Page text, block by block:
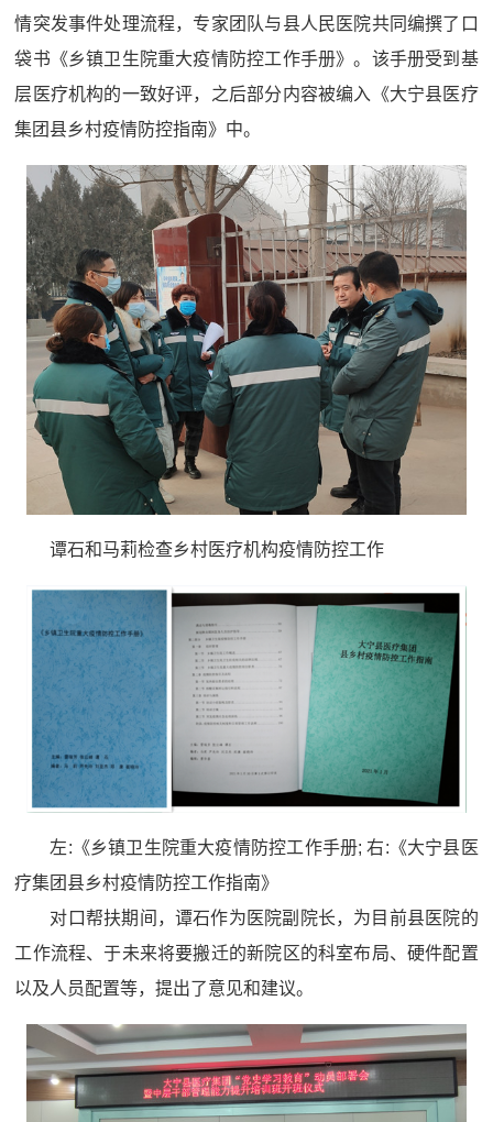
情突发事件处理流程，专家团队与县人民医院共同编撰了口
袋书《乡镇卫生院重大疫情防控工作手册》。该手册受到基
层医疗机构的一致好评，之后部分内容被编入《大宁县医疗
集团县乡村疫情防控指南》中。
谭石和马莉检查乡村医疗机构疫情防控工作
左:《乡镇卫生院重大疫情防控工作手册; 右:《大宁县医
疗集团县乡村疫情防控工作指南》
对口帮扶期间，谭石作为医院副院长，为目前县医院的
工作流程、于未来将要搬迁的新院区的科室布局、硬件配置
以及人员配置等，提出了意见和建议。